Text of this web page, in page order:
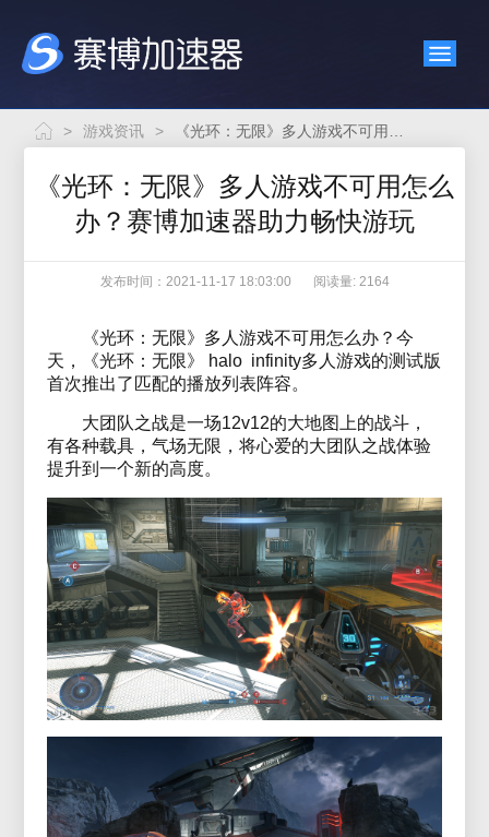
> 游戏资讯 >
《光环：无限》多人游戏不可用怎么
办？赛博加速器助力畅快游玩
发布时间：2021-11-17 18:03:00 阅读量: 2164
《光环：无限》多人游戏不可用怎么办？今
天，《光环：无限》 halo infinity多人游戏的测试版
首次推出了匹配的播放列表阵容。
大团队之战是一场12v12的大地图上的战斗，
有各种载具，气场无限，将心爱的大团队之战体验
提升到一个新的高度。